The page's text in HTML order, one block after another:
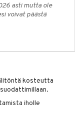
asti mutta ole
voivat päästä
kosteutta
iholle